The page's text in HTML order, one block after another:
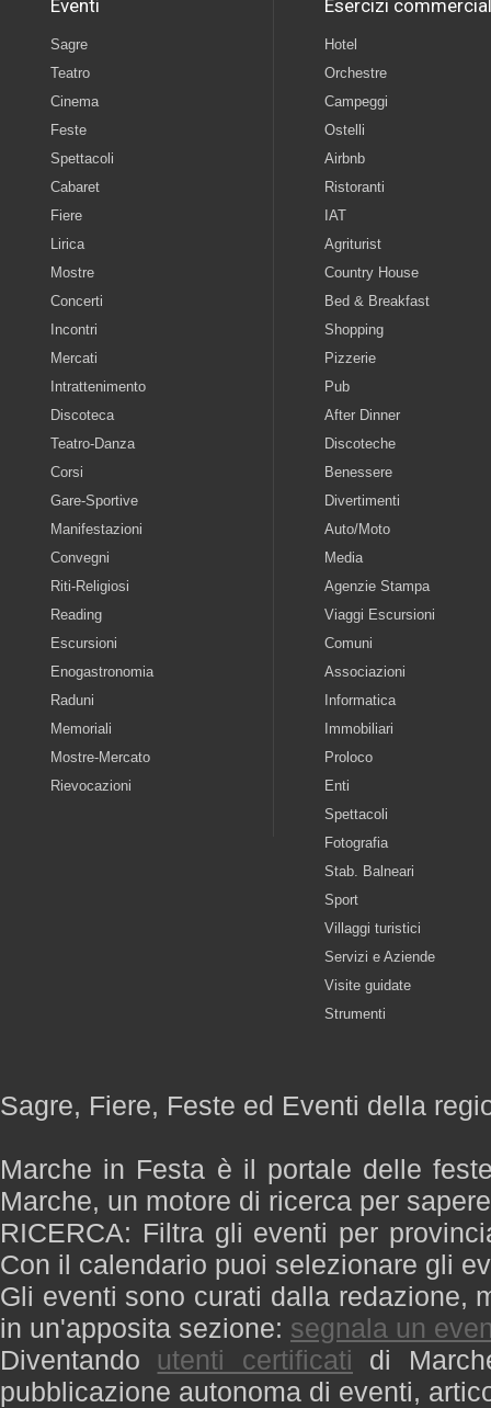
Eventi
Sagre
Teatro
Cinema
Feste
Spettacoli
Cabaret
Fiere
Lirica
Mostre
Concerti
Incontri
Mercati
Intrattenimento
Discoteca
Teatro-Danza
Corsi
Gare-Sportive
Manifestazioni
Convegni
Riti-Religiosi
Reading
Escursioni
Enogastronomia
Raduni
Memoriali
Mostre-Mercato
Rievocazioni
Esercizi
Hotel
Orchestre
Campeggi
Ostelli
Airbnb
Ristoranti
IAT
Agriturist
Country House
Bed & Breakfast
Shopping
Pizzerie
Pub
After Dinner
Discoteche
Benessere
Divertimenti
Auto/Moto
Media
Agenzie Stampa
Viaggi Escursioni
Comuni
Associazioni
Informatica
Immobiliari
Proloco
Enti
Spettacoli
Fotografia
Stab. Balneari
Sport
Villaggi turistici
Servizi e Aziende
Visite guidate
Strumenti
Sagre, Fiere, Feste ed Eventi della
Marche in Festa è il portale delle
Marche, un motore di ricerca per
RICERCA: Filtra gli eventi per
Con il calendario puoi selezionare gli
Gli eventi sono curati dalla redazione,
in un'apposita sezione: segnala un
Diventando utenti certificati di
pubblicazione autonoma di eventi,